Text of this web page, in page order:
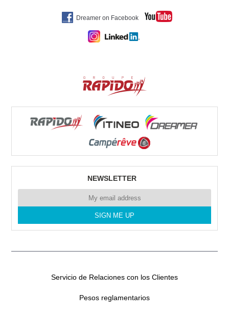
Tel. 0034 672469100
RENT CAMPERS GRAN CANARIA
Poligono Industrial Arinaga.
35118 Arinaga
RENT CAMPER SL CANARIAS
Dreamer on Facebook
NEWSLETTER
Servicio de Relaciones con los Clientes
Pesos reglamentarios